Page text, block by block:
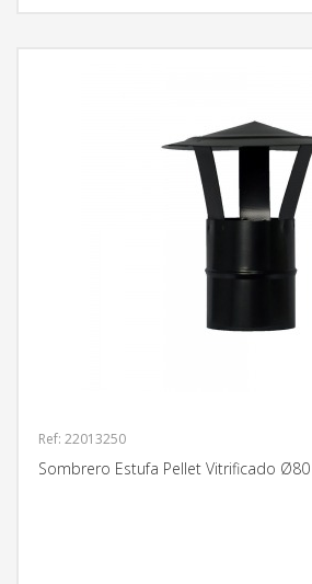
Ref: 22013250
Sombrero Estufa Pellet Vitrificado